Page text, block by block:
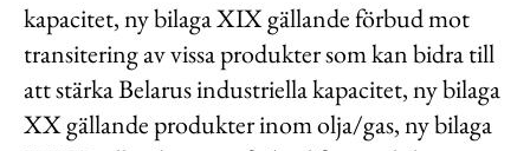
kapacitet, ny bilaga XIX gällande förbud mot
transitering av vissa produkter som kan bidra till
att stärka Belarus industriella kapacitet, ny bilaga
XX gällande produkter inom olja/gas, ny bilaga